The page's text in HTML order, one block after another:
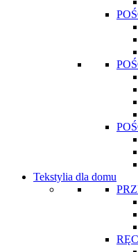
Tekstylia dla domu